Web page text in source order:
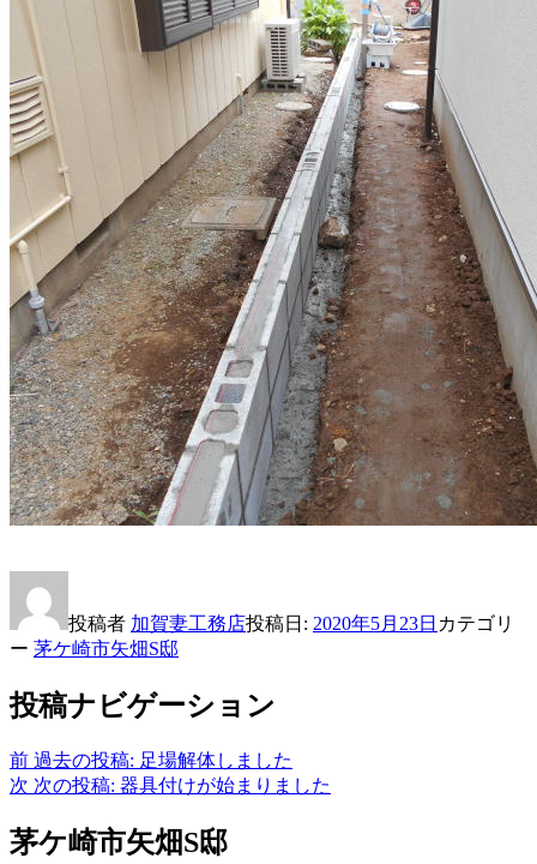
投稿者 加賀妻工務店投稿日: 2020年5月23日 カテゴリ
ー 茅ケ崎市矢畑S邸
投稿ナビゲーション
前 過去の投稿: 足場解体しました
次 次の投稿: 器具付けが始まりました
茅ケ崎市矢畑S邸